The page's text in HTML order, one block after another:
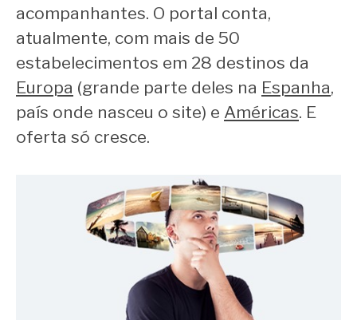
acompanhantes. O portal conta,
atualmente, com mais de 50
estabelecimentos em 28 destinos da
Europa (grande parte deles na Espanha,
país onde nasceu o site) e Américas. E
oferta só cresce.